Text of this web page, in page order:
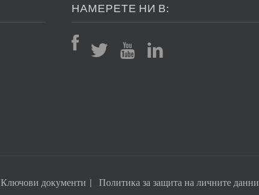
НАМЕРЕТЕ НИ В:
Ключови документи Политика за защита на личните данни